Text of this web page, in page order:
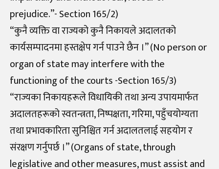
prejudice.”- Section 165/2)
“कुनै व्यक्ति वा राज्यको कुनै निकायले अदालतको
कार्यसम्पादनमा हस्तक्षेप गर्न पाउने छैन ।” (No person or
organ of state may interfere with the
functioning of the courts -Section 165/3)
“राज्यका निकायहरूले विधायिकी तथा अन्य उपायमार्फत
अदालतहरूको स्वतन्त्रता, निष्पक्षता, गरिमा, पहुँचयोग्यता
तथा प्रभावकारिता सुनिश्चित गर्न अदालतलाई सहयोग र
संरक्षण गर्नुपर्छ ।” (Organs of state, through
legislative and other measures, must assist and